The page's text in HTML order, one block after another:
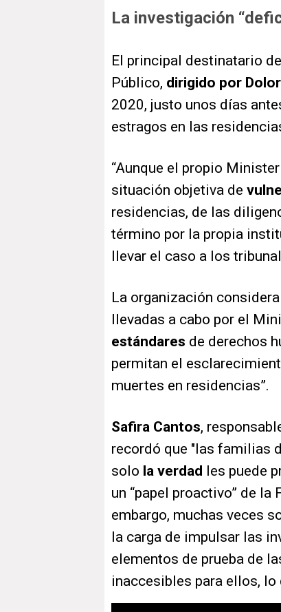
La investigación
El principal destinatario
Público, dirigido por
2020, justo unos días
estragos en las
“Aunque el propio
situación objetiva de
residencias, de las
término por la propia
llevar el caso a los
La organización
llevadas a cabo por el
estándares de derechos
permitan el
muertes en residencias”.
Safira Cantos,
recordó que "las familias
solo la verdad
les puede
un “papel proactivo” de
embargo, muchas veces
la carga de impulsar las
elementos de prueba de
inaccesibles para ellos, lo